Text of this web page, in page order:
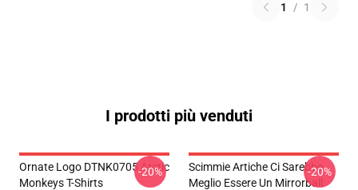
1 / 1
I prodotti più venduti
Ornate Logo DTNK0705 Arctic
Monkeys T-Shirts
-20%
Scimmie Artiche Ci Sarebbe
Meglio Essere Un Mirrorball
-20%